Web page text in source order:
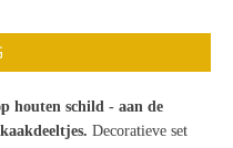
houten schild - aan de
Decoratieve set